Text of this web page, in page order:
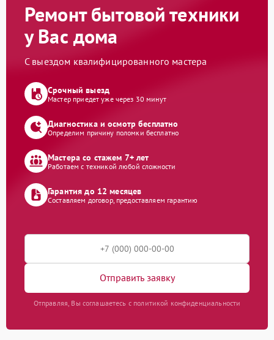
Ремонт бытовой техники
у Вас дома
С выездом квалифицированного мастера
Срочный выезд
Мастер приедет уже через 30 минут
Диагностика и осмотр бесплатно
Определим причину поломки бесплатно
Мастера со стажем 7+ лет
Работаем с техникой любой сложности
Гарантия до 12 месяцев
Составляем договор, предоставляем гарантию
Отправить заявку
Отправляя, Вы соглашаетесь с политикой конфиденциальности